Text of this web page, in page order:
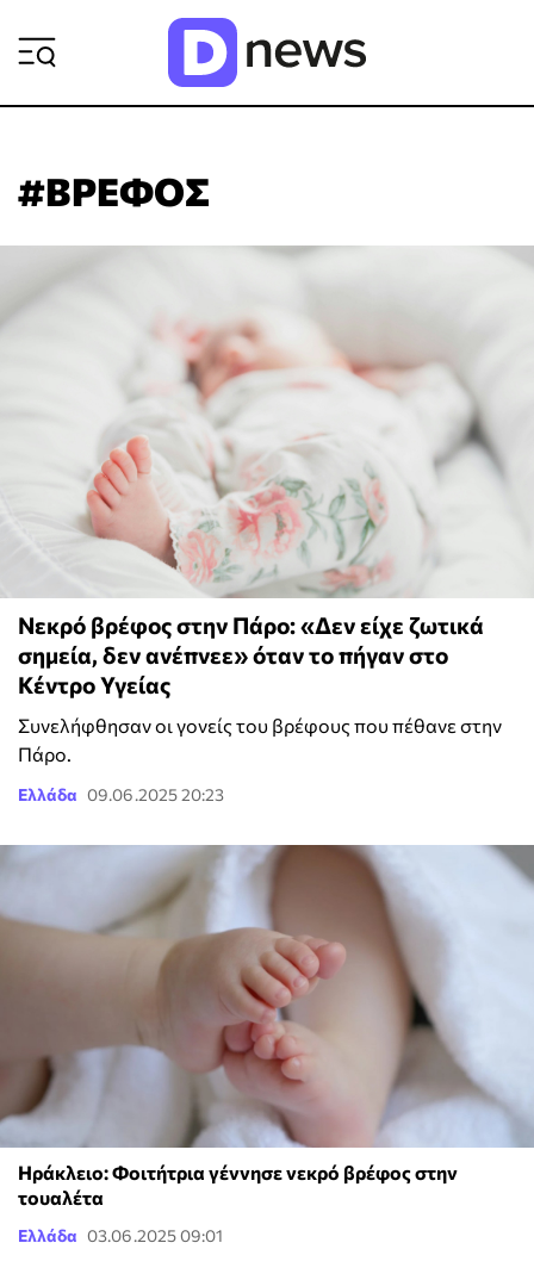
#ΒΡΕΦΟΣ
Νεκρό βρέφος στην Πάρο: «Δεν είχε ζωτικά
σημεία, δεν ανέπνεε» όταν το πήγαν στο
Κέντρο Υγείας
Συνελήφθησαν οι γονείς του βρέφους που πέθανε στην
Πάρο.
Ελλάδα 09.06.2025 20:23
Ηράκλειο: Φοιτήτρια γέννησε νεκρό βρέφος στην
τουαλέτα
Ελλάδα 03.06.2025 09:01